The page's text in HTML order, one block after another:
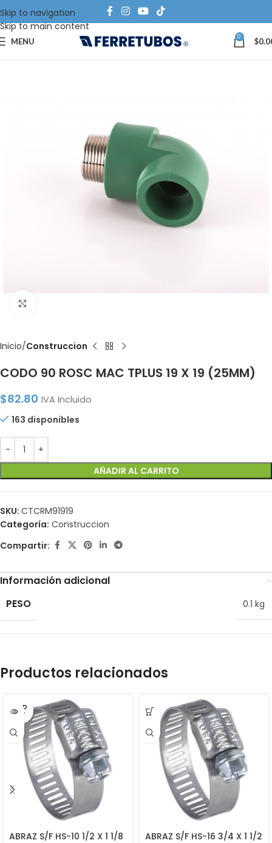
Skip to navigation
Skip to main content
MENU 0 $
Inicio Construccion
CODO 90 ROSC MAC TPLUS 19 X 19 (25MM)
$82.80 IVA Incluido
163 disponibles
AÑADIR AL CARRITO
SKU: CTCRM91919
Categoría: Construccion
Compartir:
Información adicional
PESO
0.1 kg
Productos relacionados
SOLD
OUT
ABRAZ S/F HS-10 1/2 X 1 1/8
ABRAZ S/F HS-16 3/4 X 1 1/2